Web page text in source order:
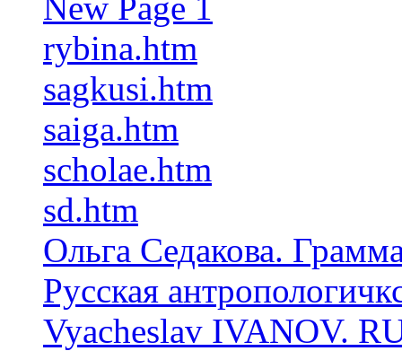
rybina.htm
sagkusi.htm
saiga.htm
scholae.htm
sd.htm
Ольга Седакова.
Русская
Vyacheslav IVANOV.